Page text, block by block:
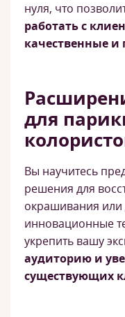
нуля, что
работать с
качественные и
для
Вы научитесь
решения для
окрашивания или
инновационные
укрепить вашу
аудиторию и
существующих